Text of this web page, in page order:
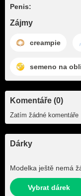
Penis:
Zájmy
creampie
semeno na
Komentáře (0)
Zatím žádné komentáře
Dárky
Modelka ještě nemá
Vybrat dárek